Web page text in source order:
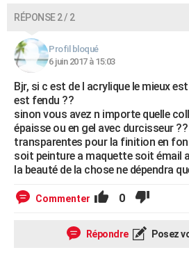
RÉPONSE 2 / 2
Profil bloqué
6 juin 2017 à 15:03
Bjr, si c est de l acrylique le mieux
est fendu ??
sinon vous avez n importe quelle
épaisse ou en gel avec durcisseur ??
transparentes pour la finition en
soit peinture a maquette soit émail
la beauté de la chose ne dépendra
Commenter 0
Répondre Posez